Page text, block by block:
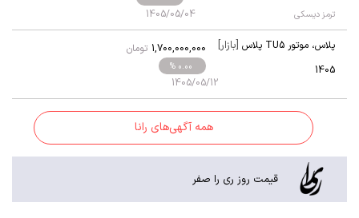
ترمز دیسکی 1405/05/04
پلاس، موتور TU5 پلاس [بازار]
1405
1405/05/12
% 0.00
تومان 1,700,000,000
همه آگهی‌های رانا
قیمت روز ری را صفر